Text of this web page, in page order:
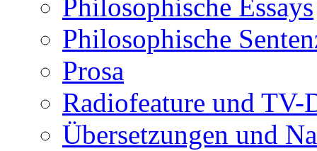
Philosophische Essays
Philosophische
Prosa
Radiofeature und TV-
Übersetzungen und